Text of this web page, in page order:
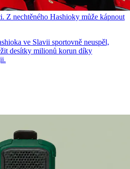
Z nechtěného Hashioky může kápnout
ve Slavii sportovně neuspěl,
desítky milionů korun díky